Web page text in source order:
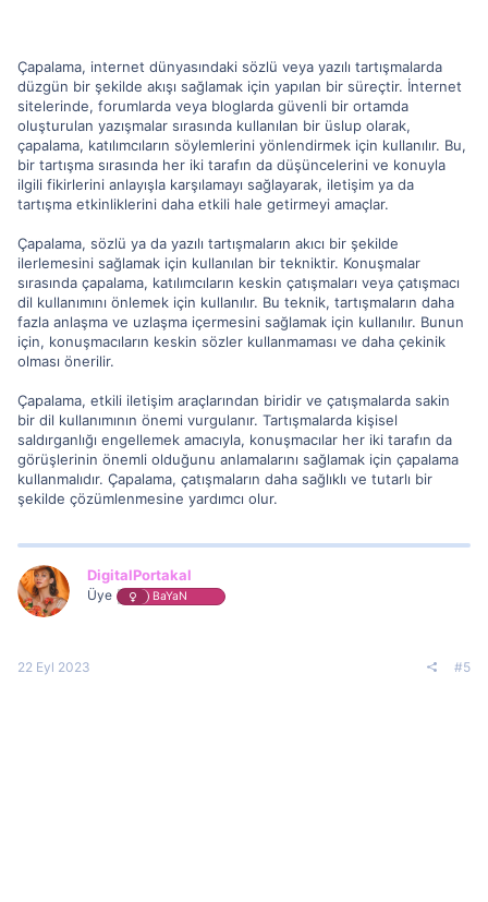
Çapalama, internet dünyasındaki sözlü veya yazılı tartışmalarda
düzgün bir şekilde akışı sağlamak için yapılan bir süreçtir. İnternet
sitelerinde, forumlarda veya bloglarda güvenli bir ortamda
oluşturulan yazışmalar sırasında kullanılan bir üslup olarak,
çapalama, katılımcıların söylemlerini yönlendirmek için kullanılır. Bu,
bir tartışma sırasında her iki tarafın da düşüncelerini ve konuyla
ilgili fikirlerini anlayışla karşılamayı sağlayarak, iletişim ya da
tartışma etkinliklerini daha etkili hale getirmeyi amaçlar.
Çapalama, sözlü ya da yazılı tartışmaların akıcı bir şekilde
ilerlemesini sağlamak için kullanılan bir tekniktir. Konuşmalar
sırasında çapalama, katılımcıların keskin çatışmaları veya çatışmacı
dil kullanımını önlemek için kullanılır. Bu teknik, tartışmaların daha
fazla anlaşma ve uzlaşma içermesini sağlamak için kullanılır. Bunun
için, konuşmacıların keskin sözler kullanmaması ve daha çekinik
olması önerilir.
Çapalama, etkili iletişim araçlarından biridir ve çatışmalarda sakin
bir dil kullanımının önemi vurgulanır. Tartışmalarda kişisel
saldırganlığı engellemek amacıyla, konuşmacılar her iki tarafın da
görüşlerinin önemli olduğunu anlamalarını sağlamak için çapalama
kullanmalıdır. Çapalama, çatışmaların daha sağlıklı ve tutarlı bir
şekilde çözümlenmesine yardımcı olur.
DigitalPortakal
Üye BaYaN
22 Eyl 2023 #5